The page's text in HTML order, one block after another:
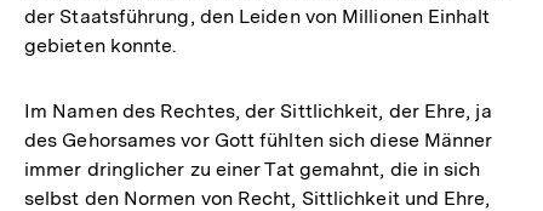
der Staatsführung, den Leiden von Millionen Einhalt
gebieten konnte.
Im Namen des Rechtes, der Sittlichkeit, der Ehre, ja
des Gehorsames vor Gott fühlten sich diese Männer
immer dringlicher zu einer Tat gemahnt, die in sich
selbst den Normen von Recht, Sittlichkeit und Ehre,